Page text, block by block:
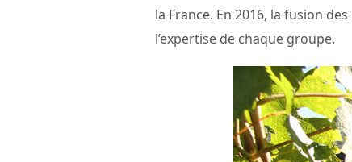
la France. En 2016, la fusion
l’expertise de chaque groupe.